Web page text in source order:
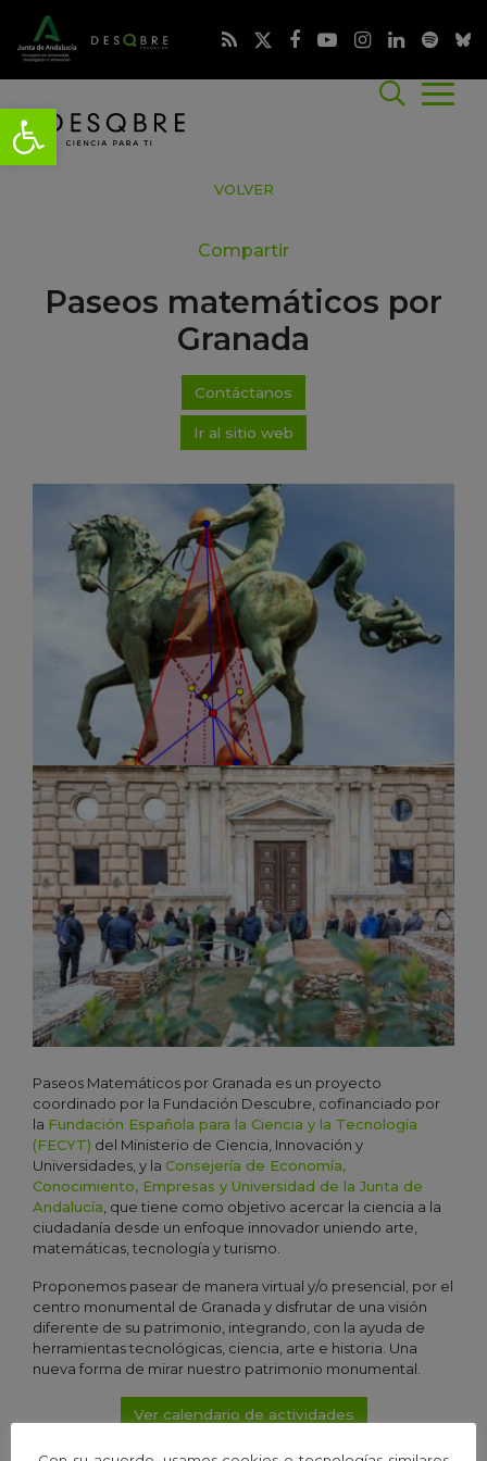
VOLVER
Compartir
Paseos matemáticos por
Granada
Contáctanos
Ir al sitio web
Paseos Matemáticos por Granada es un proyecto
coordinado por la Fundación Descubre, cofinanciado por
la Fundación Española para la Ciencia y la Tecnología
(FECYT) del Ministerio de Ciencia, Innovación y
Universidades, y la Consejería de Economía,
Conocimiento, Empresas y Universidad de la Junta de
Andalucía , que tiene como objetivo acercar la ciencia a la
ciudadanía desde un enfoque innovador uniendo arte,
matemáticas, tecnología y turismo.
Proponemos pasear de manera virtual y/o presencial, por el
centro monumental de Granada y disfrutar de una visión
diferente de su patrimonio, integrando, con la ayuda de
herramientas tecnológicas, ciencia, arte e historia. Una
nueva forma de mirar nuestro patrimonio monumental.
Ver calendario de actividades